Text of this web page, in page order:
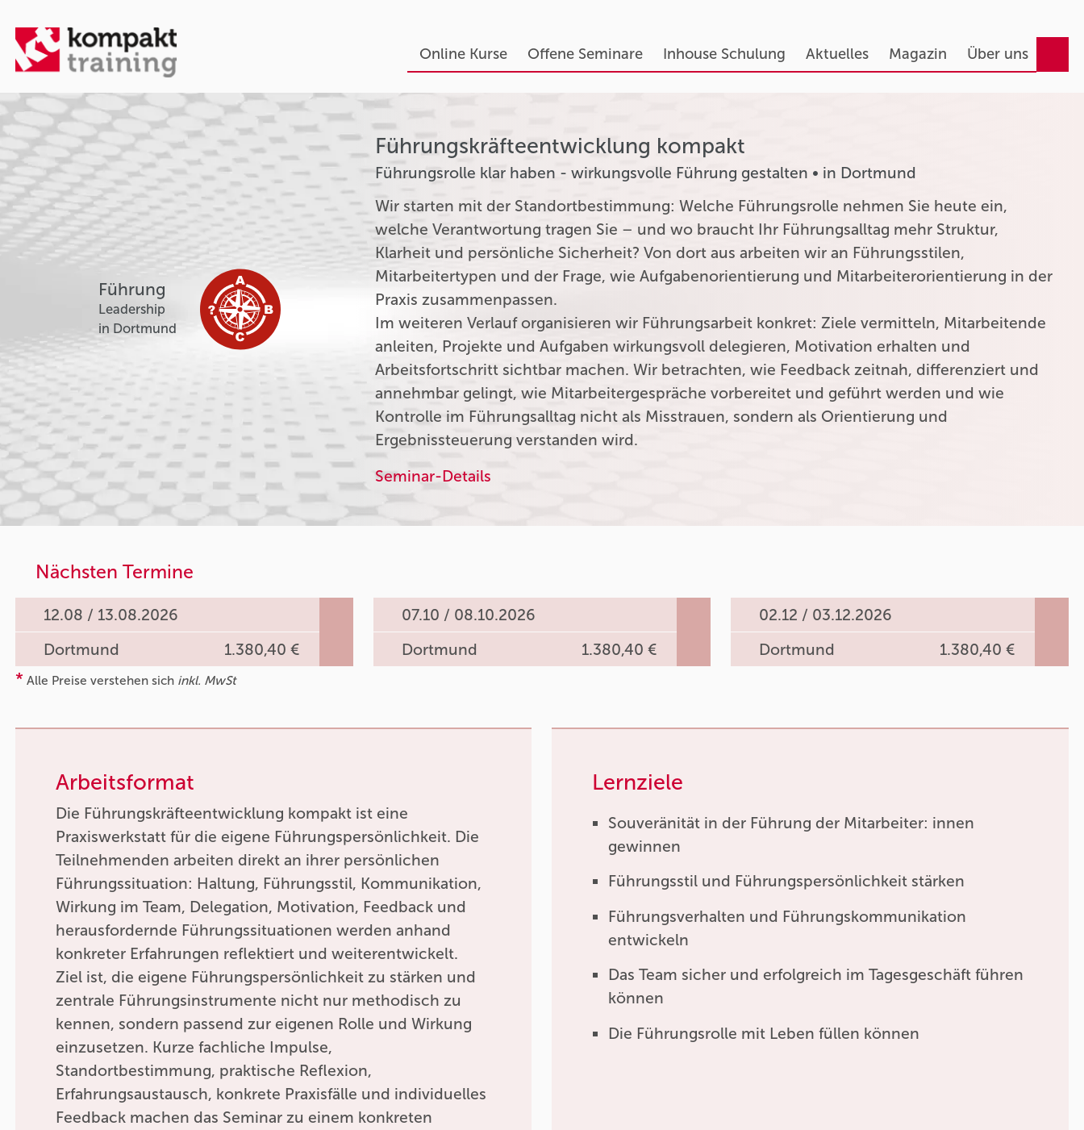
Online Kurse Offene Seminare Inhouse Schulung Aktuelles Magazin Über uns
Führung
Leadership
in Dortmund
Führungskräfteentwicklung kompakt
Führungsrolle klar haben - wirkungsvolle Führung gestalten • in Dortmund
Wir starten mit der Standortbestimmung: Welche Führungsrolle nehmen Sie heute ein,
welche Verantwortung tragen Sie – und wo braucht Ihr Führungsalltag mehr Struktur,
Klarheit und persönliche Sicherheit? Von dort aus arbeiten wir an Führungsstilen,
Mitarbeitertypen und der Frage, wie Aufgabenorientierung und Mitarbeiterorientierung in der
Praxis zusammenpassen.
Im weiteren Verlauf organisieren wir Führungsarbeit konkret: Ziele vermitteln, Mitarbeitende
anleiten, Projekte und Aufgaben wirkungsvoll delegieren, Motivation erhalten und
Arbeitsfortschritt sichtbar machen. Wir betrachten, wie Feedback zeitnah, differenziert und
annehmbar gelingt, wie Mitarbeitergespräche vorbereitet und geführt werden und wie
Kontrolle im Führungsalltag nicht als Misstrauen, sondern als Orientierung und
Ergebnissteuerung verstanden wird.
Seminar-Details
Nächsten Termine
12.08 / 13.08.2026
Dortmund
1.380,40 €
07.10 / 08.10.2026
Dortmund
1.380,40 €
02.12 / 03.12.2026
Dortmund
1.380,40 €
* Alle Preise verstehen sich inkl. MwSt
Arbeitsformat
Die Führungskräfteentwicklung kompakt ist eine
Praxiswerkstatt für die eigene Führungspersönlichkeit. Die
Teilnehmenden arbeiten direkt an ihrer persönlichen
Führungssituation: Haltung, Führungsstil, Kommunikation,
Wirkung im Team, Delegation, Motivation, Feedback und
herausfordernde Führungssituationen werden anhand
konkreter Erfahrungen reflektiert und weiterentwickelt.
Ziel ist, die eigene Führungspersönlichkeit zu stärken und
zentrale Führungsinstrumente nicht nur methodisch zu
kennen, sondern passend zur eigenen Rolle und Wirkung
einzusetzen. Kurze fachliche Impulse,
Standortbestimmung, praktische Reflexion,
Erfahrungsaustausch, konkrete Praxisfälle und individuelles
Feedback machen das Seminar zu einem konkreten
Lernziele
Souveränität in der Führung der Mitarbeiter: innen
gewinnen
Führungsstil und Führungspersönlichkeit stärken
Führungsverhalten und Führungskommunikation
entwickeln
Das Team sicher und erfolgreich im Tagesgeschäft führen
können
Die Führungsrolle mit Leben füllen können